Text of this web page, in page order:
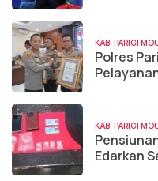
KAB. PARIGI
Polres
KAB. PARIGI
Edarkan